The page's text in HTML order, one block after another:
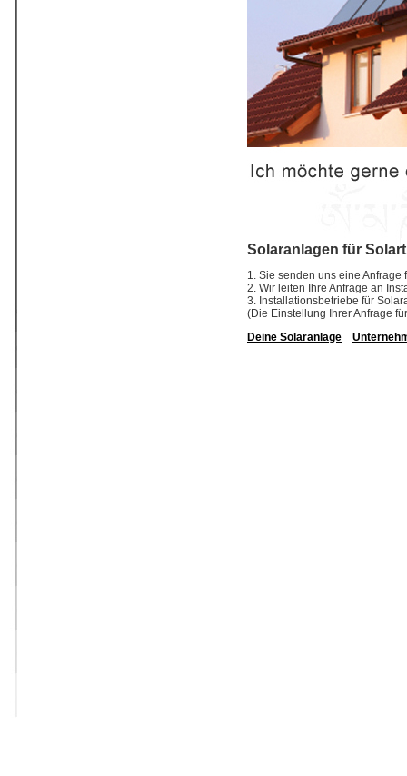
Solaranlagen für
1. Sie senden uns eine
2. Wir leiten Ihre Anfrage an
3. Installationsbetriebe für
(Die Einstellung Ihrer Anfrage
Deine Solaranlage